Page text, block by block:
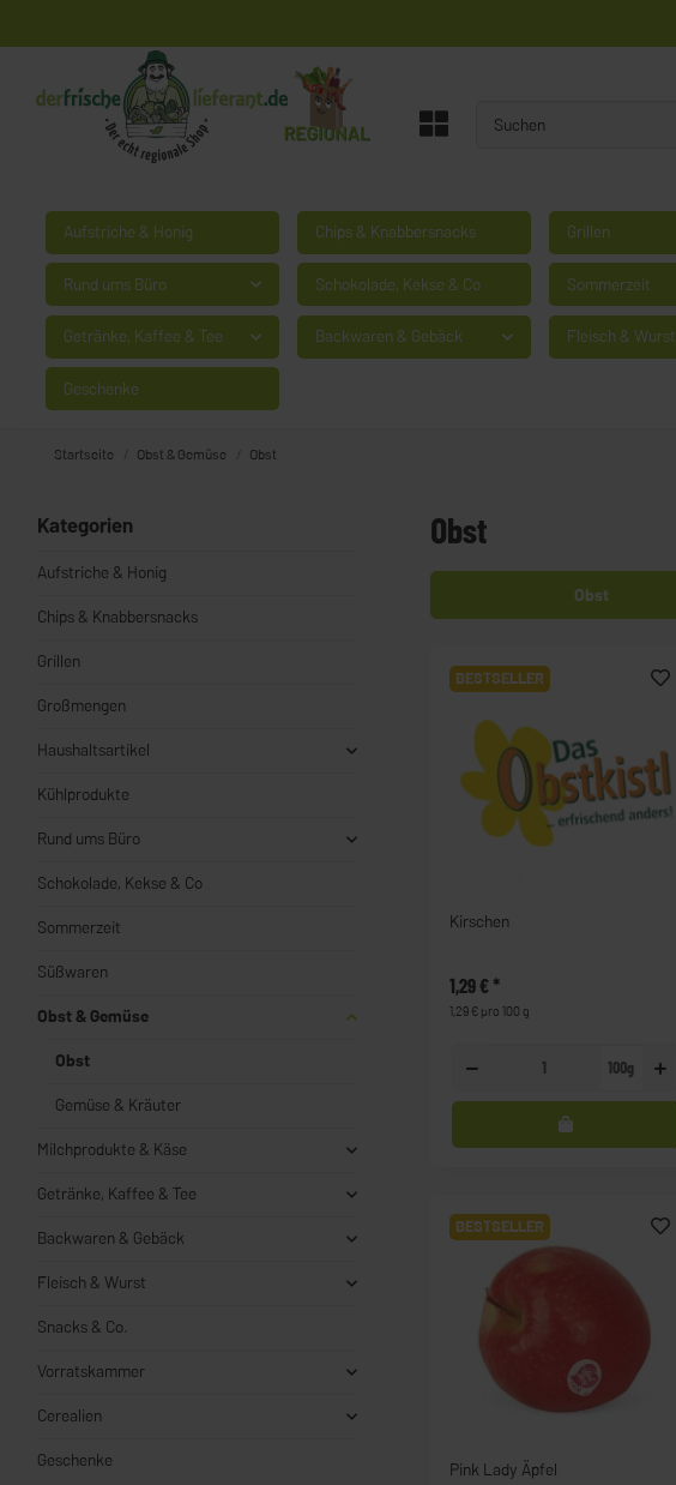
Aufstriche & Honig Chips & Knabbersnacks Grillen
Rund ums Büro Schokolade, Kekse & Co Sommerzeit
Getränke, Kaffee & Tee Backwaren & Gebäck Fleisch & Wurst
Geschenke
Startseite Obst & Gemüse Obst
Obst
Obst
BESTSELLER
Kirschen
1,29 €*
1,29 € pro 100 g
100g
BESTSELLER
Pink Lady Äpfel
Kategorien
Aufstriche & Honig
Chips & Knabbersnacks
Grillen
Großmengen
Haushaltsartikel
Kühlprodukte
Rund ums Büro
Schokolade, Kekse & Co
Sommerzeit
Süßwaren
Obst & Gemüse
Obst
Gemüse & Kräuter
Milchprodukte & Käse
Getränke, Kaffee & Tee
Backwaren & Gebäck
Fleisch & Wurst
Snacks & Co.
Vorratskammer
Cerealien
Geschenke